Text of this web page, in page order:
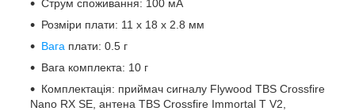
Струм споживання: 100 мА
Розміри плати: 11 x 18 x 2.8 мм
Вага плати: 0.5 г
Вага комплекта: 10 г
Комплектація: приймач сигналу Flywood TBS Crossfire
Nano RX SE, антена TBS Crossfire Immortal T V2,